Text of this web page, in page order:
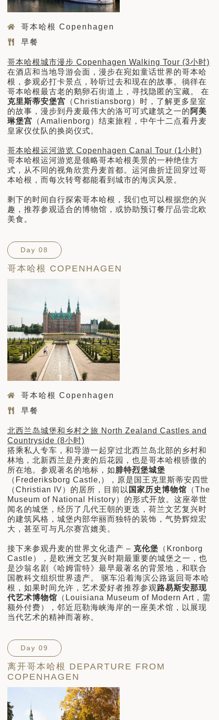
哥本哈根 Copenhagen
早餐
哥本哈根城市漫步 Copenhagen Walking Tour (3小时)
在酒店和当地导游会面，漫步在宛如童话世界的哥本哈
根，参观必打卡景点，聆听过去和现在的故事。徜徉在
哥本哈根最古老的鹅卵石街道上，寻找隐匿的宝藏。 在
克里斯蒂安堡宫 （Christiansborg）时，了解更多皇室
的故事，漫步到丹麦最伟大的洛可可式建筑之一的 阿美
琳堡宫 （Amalienborg）结束旅程，中午十二点看丹麦
皇家仪仗队的换岗仪式。
哥本哈根运河游览 Copenhagen Canal Tour (1小时)
哥本哈根运河游览是领略哥本哈根美景的一种绝佳方
式，从不同的视角欣赏丹麦首都。运河曲折迂回穿过哥
本哈根，而每次转弯都能看到城市的海滨风景。
剩下的时间自行探索哥本哈根，我们也可以根据您的兴
趣，推荐参观适合的博物馆，或协助预订餐厅品尝北欧
美食。
Day 08
哥本哈根 COPENHAGEN
哥本哈根 Copenhagen
早餐
北西兰岛城堡和乡村之旅 North Zealand Castles and
Countryside (8小时)
搭乘私人专车，和导游一起穿过北西兰岛北部的乡村和
林地，北新西兰是丹麦的后花园，也是哥本哈根骄傲的
所在地。参观著名的地标，如腓特烈堡城堡
（Frederiksborg Castle,），原是国王克里斯蒂安四世
（Christian IV）的居所，目前以 国家历史博物馆 （The
Museum of National History）的形式开放。这座举世
闻名的城堡，经历了几代王朝的更迭，荷兰文艺复兴时
的建筑风格，城堡内部华丽而独特的装饰，气势辉煌宏
大，甚至可与凡尔赛宫媲美。
接下来参观丹麦的世界文化遗产 – 克伦堡 （Kronborg
Castle），是欧洲文艺复兴时期最重要的城堡之一，也
是沙翁名剧《哈姆雷特》最早最著名的背景地，和联合
国教科文组织世界遗产。 驱车沿着海滨公路返回哥本哈
根，如果时间允许，艺术爱好者推荐参观路易斯安那现
代艺术博物馆 （Louisiana Museum of Modern Art，需
额外付费），邻近厄勒海峡海岸的一座美术馆，以展现
当代艺术的精神而著称。
Day 09
离开哥本哈根 DEPARTURE FROM
COPENHAGEN